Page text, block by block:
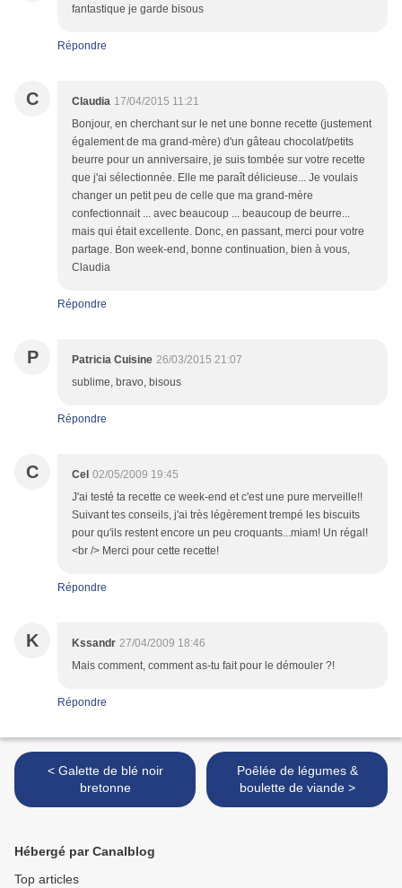
fantastique je garde bisous
Répondre
C Claudia 17/04/2015 11:21
Bonjour, en cherchant sur le net une bonne recette (justement
également de ma grand-mère) d'un gâteau chocolat/petits
beurre pour un anniversaire, je suis tombée sur votre recette
que j'ai sélectionnée. Elle me paraît délicieuse... Je voulais
changer un petit peu de celle que ma grand-mère
confectionnait ... avec beaucoup ... beaucoup de beurre...
mais qui était excellente. Donc, en passant, merci pour votre
partage. Bon week-end, bonne continuation, bien à vous,
Claudia
Répondre
P Patricia Cuisine 26/03/2015 21:07
sublime, bravo, bisous
Répondre
C Cel 02/05/2009 19:45
J'ai testé ta recette ce week-end et c'est une pure merveille!!
Suivant tes conseils, j'ai très légèrement trempé les biscuits
pour qu'ils restent encore un peu croquants...miam! Un régal!
<br /> Merci pour cette recette!
Répondre
K Kssandr 27/04/2009 18:46
Mais comment, comment as-tu fait pour le démouler ?!
Répondre
< Galette de blé noir
bretonne
Poêlée de légumes &
boulette de viande >
Hébergé par Canalblog
Top articles